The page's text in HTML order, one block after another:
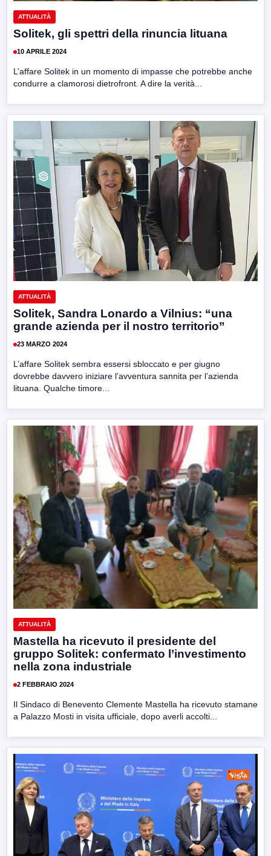
ATTUALITÀ
Solitek, gli spettri della rinuncia lituana
10 APRILE 2024
L’affare Solitek in un momento di impasse che potrebbe anche
condurre a clamorosi dietrofront. A dire la verità...
ATTUALITÀ
Solitek, Sandra Lonardo a Vilnius: “una
grande azienda per il nostro territorio”
23 MARZO 2024
L’affare Solitek sembra essersi sbloccato e per giugno
dovrebbe davvero iniziare l’avventura sannita per l’azienda
lituana. Qualche timore...
ATTUALITÀ
Mastella ha ricevuto il presidente del
gruppo Solitek: confermato l’investimento
nella zona industriale
2 FEBBRAIO 2024
Il Sindaco di Benevento Clemente Mastella ha ricevuto stamane
a Palazzo Mosti in visita ufficiale, dopo averli accolti...